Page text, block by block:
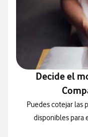
Decide el
Puedes cotejar las
disponibles para